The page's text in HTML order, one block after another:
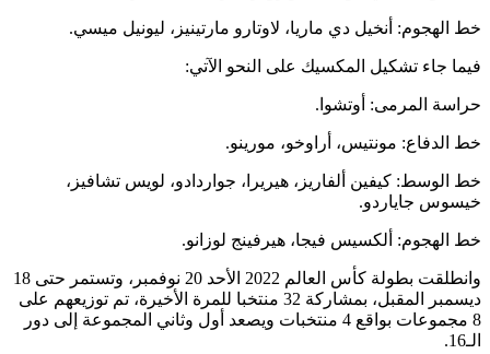
خط الهجوم: أنخيل دي ماريا، لاوتارو مارتينيز، ليونيل ميسي.
فيما جاء تشكيل المكسيك على النحو الآتي:
حراسة المرمى: أوتشوا.
خط الدفاع: مونتيس، أراوخو، مورينو.
خط الوسط: كيفين ألفاريز، هيريرا، جواردادو، لويس تشافيز،
خيسوس جاياردو.
خط الهجوم: ألكسيس فيجا، هيرفينج لوزانو.
وانطلقت بطولة كأس العالم 2022 الأحد 20 نوفمبر، وتستمر حتى 18
ديسمبر المقبل، بمشاركة 32 منتخبا للمرة الأخيرة، تم توزيعهم على
8 مجموعات بواقع 4 منتخبات ويصعد أول وثاني المجموعة إلى دور
الـ16.